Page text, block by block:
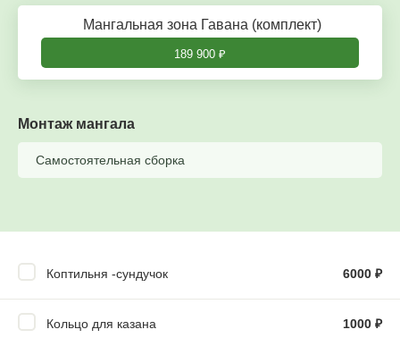
Мангальная зона Гавана (комплект)
189 900 ₽
Монтаж мангала
Самостоятельная сборка
Коптильня -сундучок 6000 ₽
Кольцо для казана 1000 ₽